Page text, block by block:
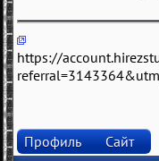
https://
Профиль Сайт